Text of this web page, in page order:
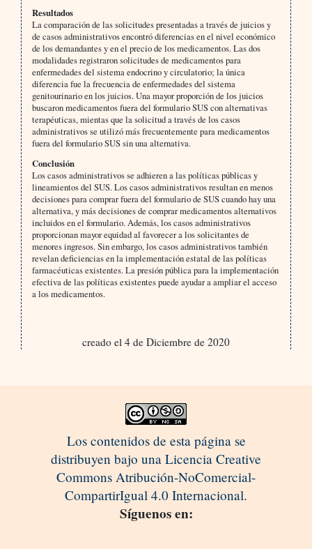
Resultados
La comparación de las solicitudes presentadas a través de juicios y
de casos administrativos encontró diferencias en el nivel económico
de los demandantes y en el precio de los medicamentos. Las dos
modalidades registraron solicitudes de medicamentos para
enfermedades del sistema endocrino y circulatorio; la única
diferencia fue la frecuencia de enfermedades del sistema
genitourinario en los juicios. Una mayor proporción de los juicios
buscaron medicamentos fuera del formulario SUS con alternativas
terapéuticas, mientas que la solicitud a través de los casos
administrativos se utilizó más frecuentemente para medicamentos
fuera del formulario SUS sin una alternativa.
Conclusión
Los casos administrativos se adhieren a las políticas públicas y
lineamientos del SUS. Los casos administrativos resultan en menos
decisiones para comprar fuera del formulario de SUS cuando hay una
alternativa, y más decisiones de comprar medicamentos alternativos
incluidos en el formulario. Además, los casos administrativos
proporcionan mayor equidad al favorecer a los solicitantes de
menores ingresos. Sin embargo, los casos administrativos también
revelan deficiencias en la implementación estatal de las políticas
farmacéuticas existentes. La presión pública para la implementación
efectiva de las políticas existentes puede ayudar a ampliar el acceso
a los medicamentos.
creado el 4 de Diciembre de 2020
Los contenidos de esta página se
distribuyen bajo una Licencia Creative
Commons Atribución-NoComercial-
CompartirIgual 4.0 Internacional.
Síguenos en: